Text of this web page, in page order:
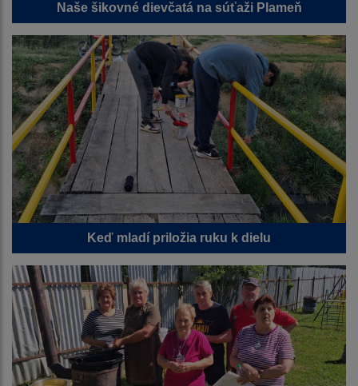
Naše šikovné dievčatá na súťaži Plameň
Keď mladí priložia ruku k dielu